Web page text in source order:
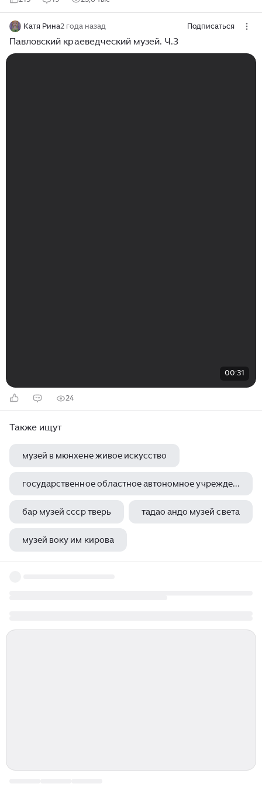
Катя Рина2 года назад Подписаться
Павловский краеведческий музей. Ч.3
00:31
24
Также ищут
музей в мюнхене живое искусство
государственное областное автономное учреждение культуры мурманский областной краеведческий музей
бар музей ссср тверь тадао андо музей света
музей воку им кирова